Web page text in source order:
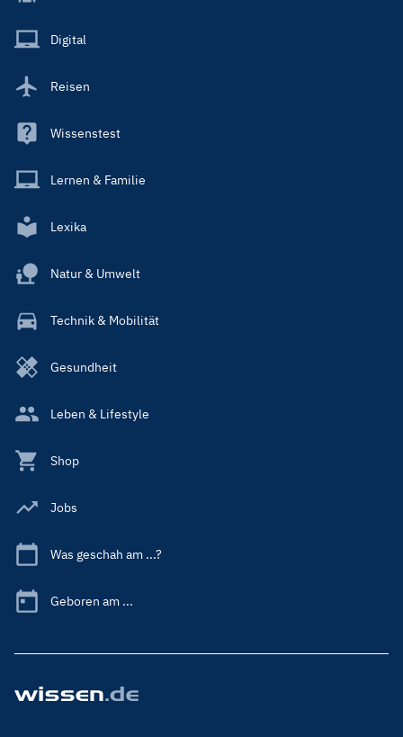
Main
Digital
Reisen
Wissenstest
Lernen & Familie
Lexika
Natur & Umwelt
Technik & Mobilität
Gesundheit
Leben & Lifestyle
Shop
Jobs
Was geschah am ...?
Geboren am ...